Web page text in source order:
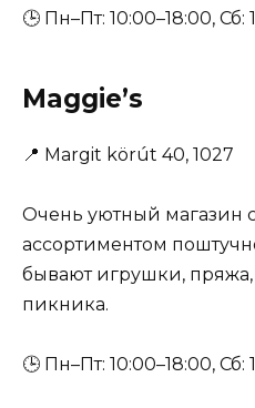
🕒 Пн–Пт: 10:00–18:00, Сб:
Maggie’s
📍 Margit körút 40, 1027
Очень уютный магазин
ассортиментом
бывают игрушки,
пикника.
🕒 Пн–Пт: 10:00–18:00, Сб: